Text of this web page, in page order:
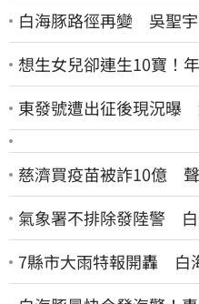
白海豚路徑再變 吳聖
想生女兒卻連生10寶！
東發號遭出征後現況曝
慈濟買疫苗被詐10億
氣象署不排除發陸警
7縣市大雨特報開轟 白